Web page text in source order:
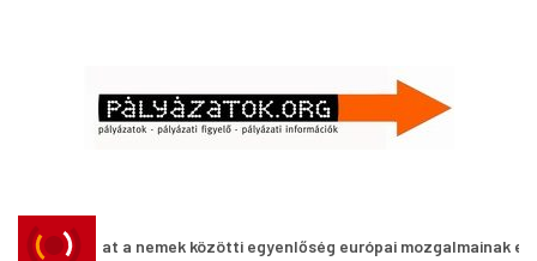
a nemek közötti egyenlőség európai mozgalmainak